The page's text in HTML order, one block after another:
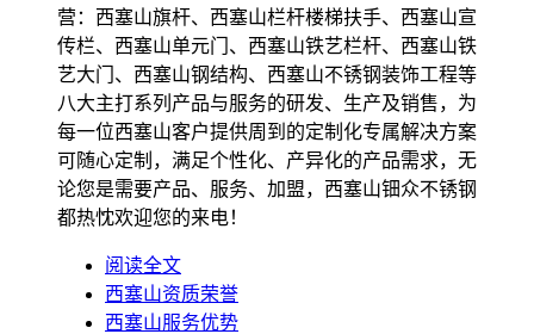
营：西塞山旗杆、西塞山栏杆楼梯扶手、西塞山宣
传栏、西塞山单元门、西塞山铁艺栏杆、西塞山铁
艺大门、西塞山钢结构、西塞山不锈钢装饰工程等
八大主打系列产品与服务的研发、生产及销售，为
每一位西塞山客户提供周到的定制化专属解决方案
可随心定制，满足个性化、产异化的产品需求，无
论您是需要产品、服务、加盟，西塞山钿众不锈钢
都热忱欢迎您的来电！
阅读全文
西塞山资质荣誉
西塞山服务优势